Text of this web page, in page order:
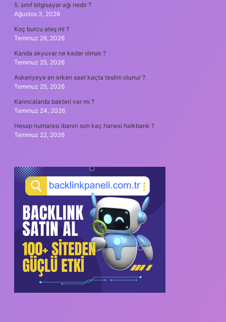
5. sınıf bilgisayar ağı nedir ?
Ağustos 3, 2026
Koç burcu ateş mi ?
Temmuz 26, 2026
Kanda akyuvar ne kadar olmalı ?
Temmuz 25, 2026
Askeriyeye en erken saat kaçta teslim olunur ?
Temmuz 25, 2026
Karıncalarda bakteri var mı ?
Temmuz 24, 2026
Hesap numarası ibanın son kaç hanesi halkbank ?
Temmuz 22, 2026